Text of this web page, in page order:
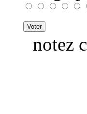
notez